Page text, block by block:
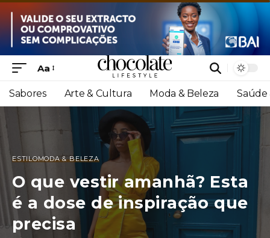
Aa
Sabores Arte & Cultura Moda & Beleza Saúde
ESTILOMODA & BELEZA
O que vestir amanhã? Esta
é a dose de inspiração que
precisa